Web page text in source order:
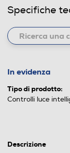
Specifiche
In evidenza
Tipo di prodotto:
Controlli luce
Descrizione